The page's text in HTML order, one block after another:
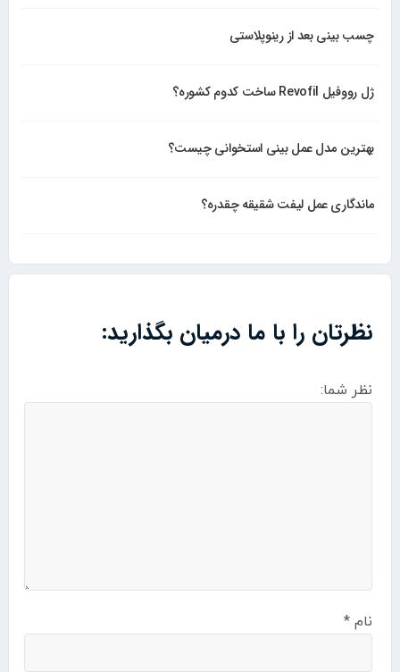
چسب بینی بعد از رینوپلاستی
ژل رووفیل Revofil ساخت کدوم کشوره؟
بهترین مدل عمل بینی استخوانی چیست؟
ماندگاری عمل لیفت شقیقه چقدره؟
نظرتان را با ما درمیان بگذارید:
نظر شما:
نام*